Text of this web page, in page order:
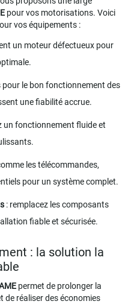
pour vos motorisations. Voici
vos équipements :
un moteur défectueux pour
pour le bon fonctionnement des
une fiabilité accrue.
un fonctionnement fluide et
les télécommandes,
pour un système complet.
: remplacez les composants
fiable et sécurisée.
: la solution la
permet de prolonger la
de réaliser des économies